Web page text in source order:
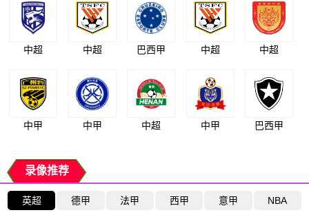
中超 中超 巴西甲 中超 中超
中甲 中甲 中超 中甲 巴西甲
录像推荐
英超 德甲 法甲 西甲 意甲 NBA